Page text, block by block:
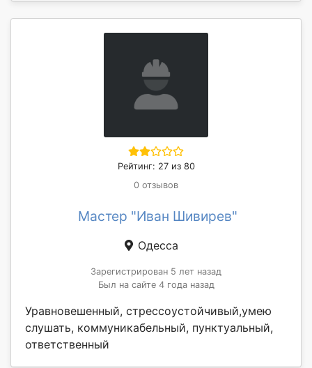
Рейтинг: 27 из 80
0 отзывов
Мастер "Иван Шивирев"
Одесса
Зарегистрирован 5 лет назад
Был на сайте 4 года назад
Уравновешенный, стрессоустойчивый,умею
слушать, коммуникабельный, пунктуальный,
ответственный